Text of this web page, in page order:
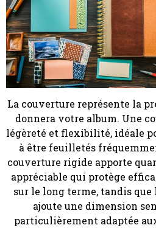
La couverture représente la
donnera votre album. Une
légèreté et flexibilité, idéale
à être feuilletés
couverture rigide apporte
appréciable qui protège
sur le long terme, tandis
ajoute une dimension
particulièrement adaptée